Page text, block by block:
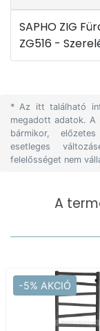
SAPHO ZIG
ZG516 -
* Az itt található
megadott adatok. A
bármikor,
esetleges
felelősséget nem
A
-5% AKCIÓ